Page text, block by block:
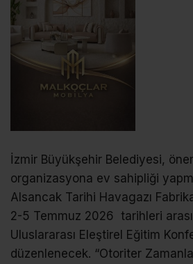
İzmir Büyükşehir Belediyesi,
organizasyona ev sahipliği
Alsancak Tarihi Havagazı
2-5 Temmuz 2026 tarihleri
Uluslararası Eleştirel Eğitim
düzenlenecek. “Otoriter